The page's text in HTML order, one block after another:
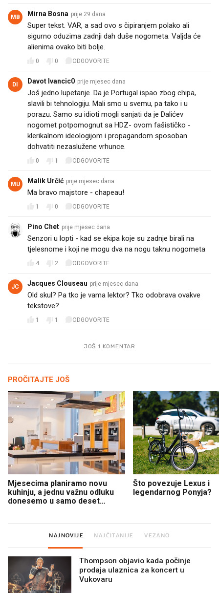
MB Mirna Bosna prije 29 dana
Super tekst. VAR, a sad ovo s čipiranjem polako ali
sigurno oduzima zadnji dah duše nogometa. Valjda će
alienima ovako biti bolje.
0 0 ODGOVORITE
DI Davot Ivancic0 prije mjesec dana
Još jedno lupetanje. Da je Portugal ispao zbog chipa,
slavili bi tehnologiju. Mali smo u svemu, pa tako i u
porazu. Samo su idioti mogli sanjati da je Dalićev
nogomet potpomognut sa HDZ- ovom fašističko -
klerikalnom ideologijom i propagandom sposoban
dohvatiti nezaslužene vrhunce.
0 1 ODGOVORITE
MU Malik Určić prije mjesec dana
Ma bravo majstore - chapeau!
1 0 ODGOVORITE
Pino Chet prije mjesec dana
Senzori u lopti - kad se ekipa koje su zadnje birali na
tjelesnome i koji ne mogu dva na nogu taknu nogometa
4 2 ODGOVORITE
JC Jacques Clouseau prije mjesec dana
Old skul? Pa tko je vama lektor? Tko odobrava ovakve
tekstove?
1 1 ODGOVORITE
JOŠ 1 KOMENTAR
PROČITAJTE JOŠ
Mjesecima planiramo novu
kuhinju, a jednu važnu odluku
donesemo u samo deset
Što povezuje Lexus i
legendarnog Ponyja?
NAJNOVIJE NAJČITANIJE VEZANO
Thompson objavio kada počinje
prodaja ulaznica za koncert u
Vukovaru